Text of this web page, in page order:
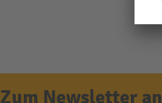
Zum Newsletter